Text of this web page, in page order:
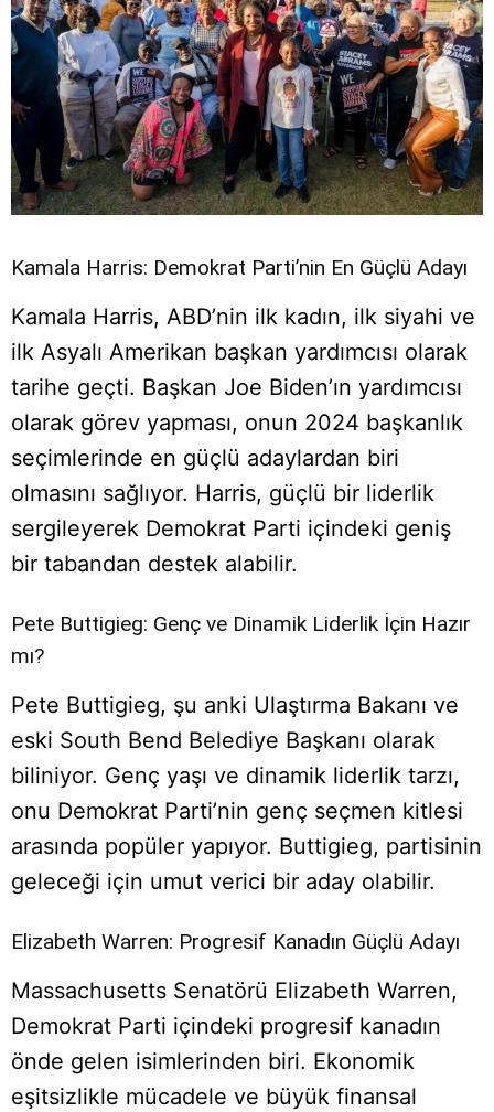
Kamala Harris: Demokrat Parti’nin En Güçlü Adayı
Kamala Harris, ABD’nin ilk kadın, ilk siyahi ve
ilk Asyalı Amerikan başkan yardımcısı olarak
tarihe geçti. Başkan Joe Biden’ın yardımcısı
olarak görev yapması, onun 2024 başkanlık
seçimlerinde en güçlü adaylardan biri
olmasını sağlıyor. Harris, güçlü bir liderlik
sergileyerek Demokrat Parti içindeki geniş
bir tabandan destek alabilir.
Pete Buttigieg: Genç ve Dinamik Liderlik İçin Hazır
mı?
Pete Buttigieg, şu anki Ulaştırma Bakanı ve
eski South Bend Belediye Başkanı olarak
biliniyor. Genç yaşı ve dinamik liderlik tarzı,
onu Demokrat Parti’nin genç seçmen kitlesi
arasında popüler yapıyor. Buttigieg, partisinin
geleceği için umut verici bir aday olabilir.
Elizabeth Warren: Progresif Kanadın Güçlü Adayı
Massachusetts Senatörü Elizabeth Warren,
Demokrat Parti içindeki progresif kanadın
önde gelen isimlerinden biri. Ekonomik
eşitsizlikle mücadele ve büyük finansal